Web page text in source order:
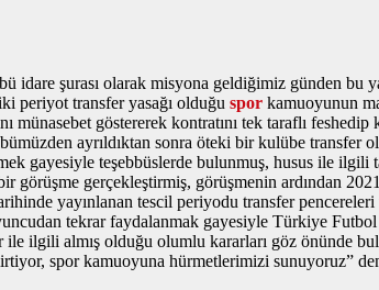
idare şurası olarak misyona geldiğimiz günden bu
periyot transfer yasağı olduğu spor kamuoyunun
göstererek kontratını tek taraflı
ayrıldıktan sonra öteki bir kulübe transfer
gayesiyle teşebbüslerde bulunmuş, husus ile
gerçekleştirmiş, görüşmenin ardından
yayınlanan tescil periyodu transfer
tekrar faydalanmak gayesiyle Türkiye
ilgili almış olduğu olumlu kararları göz önünde
spor kamuoyuna hürmetlerimizi sunuyoruz”